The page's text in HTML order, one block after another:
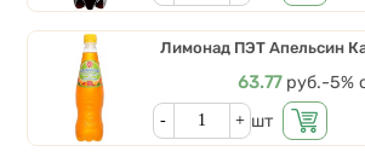
Лимонад ПЭТ Апельсин
Цена
63.77 руб.-5%
Кол-во
шт